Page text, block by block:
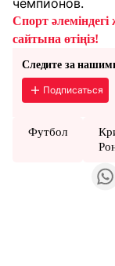
чемпионов.
Спорт
сайтына өтіңіз!
Следите за
Подписаться
Футбол